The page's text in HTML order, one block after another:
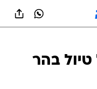
טיול בהר